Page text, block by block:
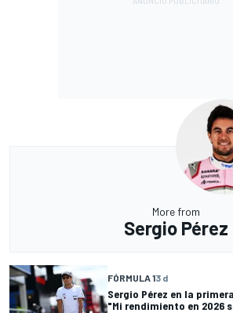
More from
Sergio Pérez
FÓRMULA 13 d
Sergio Pérez en la
"Mi rendimiento en 2026